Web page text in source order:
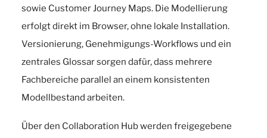
sowie Customer Journey Maps. Die Modellierung
erfolgt direkt im Browser, ohne lokale Installation.
Versionierung, Genehmigungs-Workflows und ein
zentrales Glossar sorgen dafür, dass mehrere
Fachbereiche parallel an einem konsistenten
Modellbestand arbeiten.
Über den Collaboration Hub werden freigegebene